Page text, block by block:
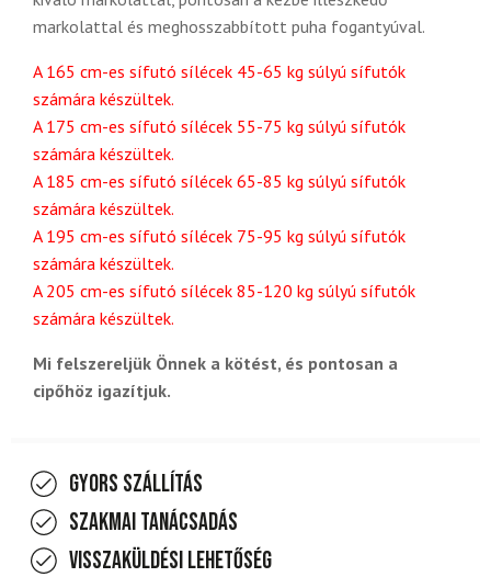
markolattal és meghosszabbított puha fogantyúval.
A 165 cm-es sífutó sílécek 45-65 kg súlyú sífutók
számára készültek.
A 175 cm-es sífutó sílécek 55-75 kg súlyú sífutók
számára készültek.
A 185 cm-es sífutó sílécek 65-85 kg súlyú sífutók
számára készültek.
A 195 cm-es sífutó sílécek 75-95 kg súlyú sífutók
számára készültek.
A 205 cm-es sífutó sílécek 85-120 kg súlyú sífutók
számára készültek.
Mi felszereljük Önnek a kötést, és pontosan a
cipőhöz igazítjuk.
Gyors szállítás
Szakmai tanácsadás
Visszaküldési lehetőség